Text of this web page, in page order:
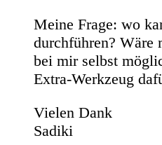
Meine Frage: wo
durchführen? Wäre
bei mir selbst
Extra-Werkzeug
Vielen Dank
Sadiki